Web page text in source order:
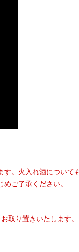
。火入れ酒について
ご了承ください。
取り置きいたします。